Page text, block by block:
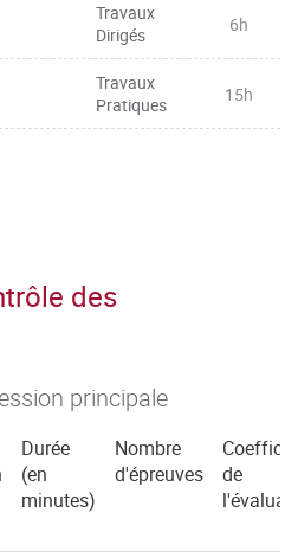
Travaux
Dirigés
6h
Travaux
Pratiques
15h
des
principale
Durée
(en
minutes)
Nombre
d'épreuves
de